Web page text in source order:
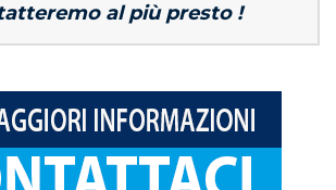
al più presto !